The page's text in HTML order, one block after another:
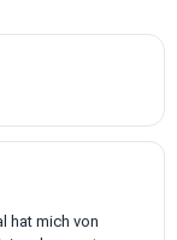
hat mich von